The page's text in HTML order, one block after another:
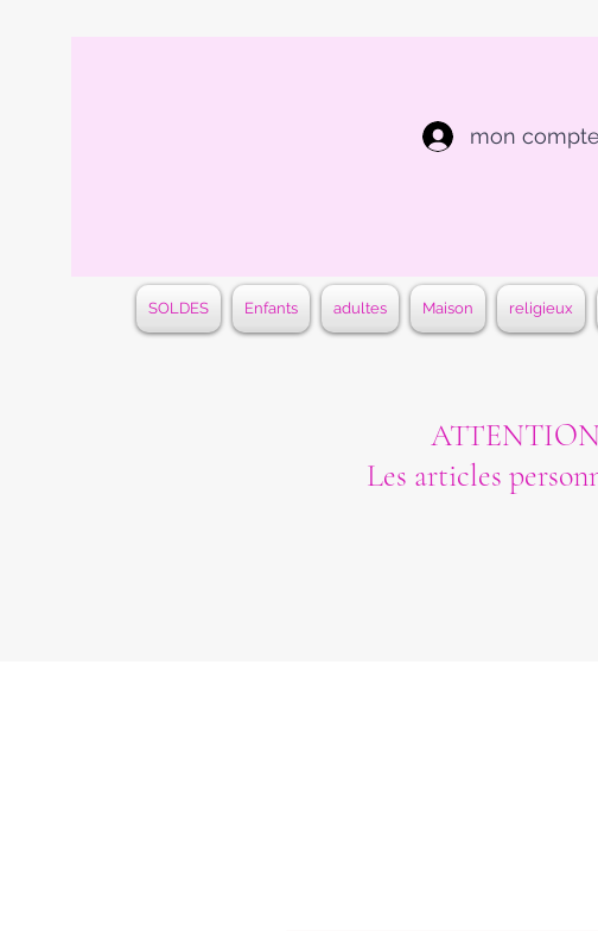
mon compte
SOLDES Enfants adultes Maison religieux
ATTENTION
Les articles